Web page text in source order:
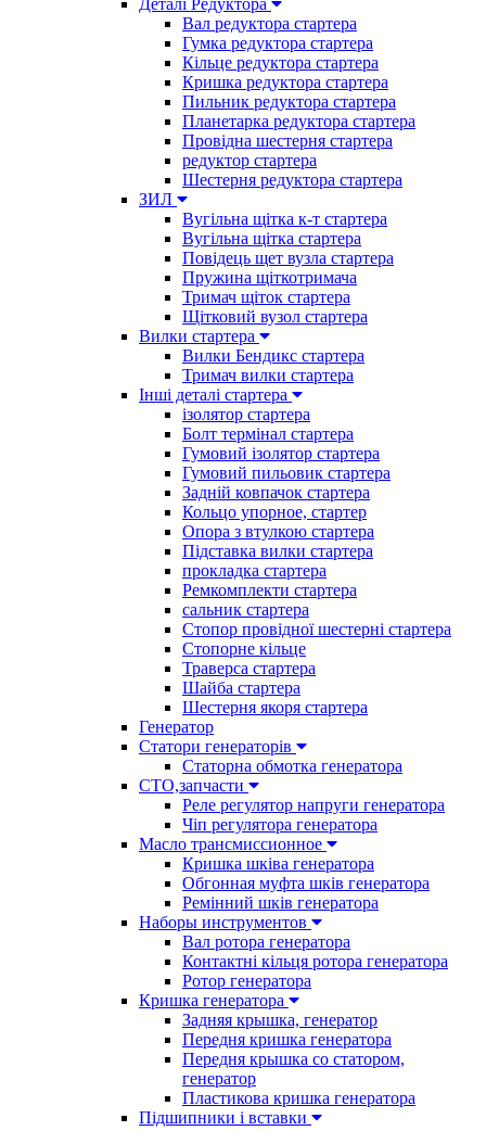
Деталі Редуктора
Вал редуктора стартера
Гумка редуктора стартера
Кільце редуктора стартера
Кришка редуктора стартера
Пильник редуктора стартера
Планетарка редуктора стартера
Провідна шестерня стартера
редуктор стартера
Шестерня редуктора стартера
ЗИЛ
Вугільна щітка к-т стартера
Вугільна щітка стартера
Повідець щет вузла стартера
Пружина щіткотримача
Тримач щіток стартера
Щітковий вузол стартера
Вилки стартера
Вилки Бендикс стартера
Тримач вилки стартера
Інші деталі стартера
ізолятор стартера
Болт термінал стартера
Гумовий ізолятор стартера
Гумовий пильовик стартера
Задній ковпачок стартера
Кольцо упорное, стартер
Опора з втулкою стартера
Підставка вилки стартера
прокладка стартера
Ремкомплекти стартера
сальник стартера
Стопор провідної шестерні стартера
Стопорне кільце
Траверса стартера
Шайба стартера
Шестерня якоря стартера
Генератор
Cтатори генераторів
Статорна обмотка генератора
СТО,запчасти
Реле регулятор напруги генератора
Чіп регулятора генератора
Масло трансмиссионное
Кришка шківа генератора
Обгонная муфта шків генератора
Ремінний шків генератора
Наборы инструментов
Вал ротора генератора
Контактні кільця ротора генератора
Ротор генератора
Кришка генератора
Задняя крышка, генератор
Передня кришка генератора
Передня крышка со статором,
генератор
Пластикова кришка генератора
Підшипники і вставки